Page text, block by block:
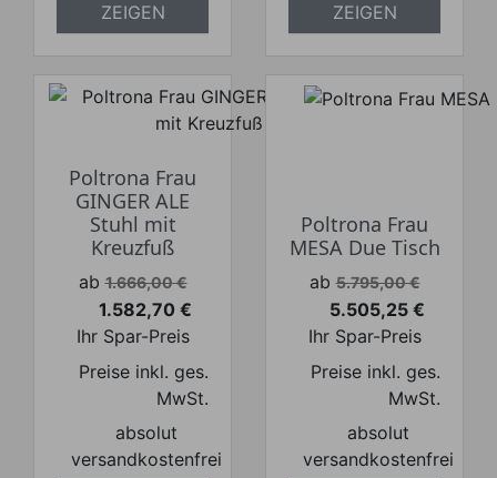
ZEIGEN
ZEIGEN
Poltrona Frau
GINGER ALE
Stuhl mit
Kreuzfuß
Verkaufspreis
ab 1.666,00 €
Preis
1.582,70 €
Ihr Spar-Preis
Preise inkl. ges.
MwSt.
absolut
versandkostenfrei
Poltrona Frau
MESA Due Tisch
Verkaufspreis
ab 5.795,00 €
Preis
5.505,25 €
Ihr Spar-Preis
Preise inkl. ges.
MwSt.
absolut
versandkostenfrei